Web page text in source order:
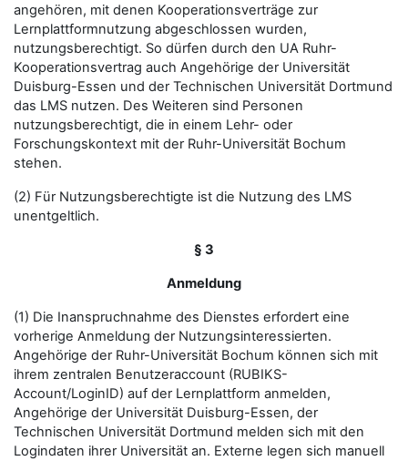
angehören, mit denen Kooperationsverträge zur
Lernplattformnutzung abgeschlossen wurden,
nutzungsberechtigt. So dürfen durch den UA Ruhr-
Kooperationsvertrag auch Angehörige der Universität
Duisburg-Essen und der Technischen Universität Dortmund
das LMS nutzen. Des Weiteren sind Personen
nutzungsberechtigt, die in einem Lehr- oder
Forschungskontext mit der Ruhr-Universität Bochum
stehen.
(2) Für Nutzungsberechtigte ist die Nutzung des LMS
unentgeltlich.
§ 3
Anmeldung
(1) Die Inanspruchnahme des Dienstes erfordert eine
vorherige Anmeldung der Nutzungsinteressierten.
Angehörige der Ruhr-Universität Bochum können sich mit
ihrem zentralen Benutzeraccount (RUBIKS-
Account/LoginID) auf der Lernplattform anmelden,
Angehörige der Universität Duisburg-Essen, der
Technischen Universität Dortmund melden sich mit den
Logindaten ihrer Universität an. Externe legen sich manuell